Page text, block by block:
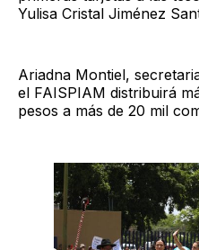
Yulisa Cristal Jiménez
Ariadna Montiel,
el FAISPIAM distribuirá
pesos a más de 20 mil